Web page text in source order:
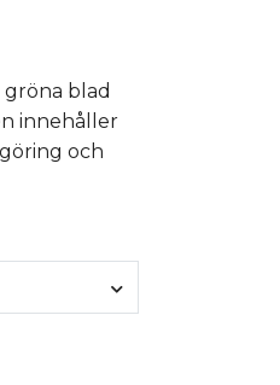
blad
innehåller
och